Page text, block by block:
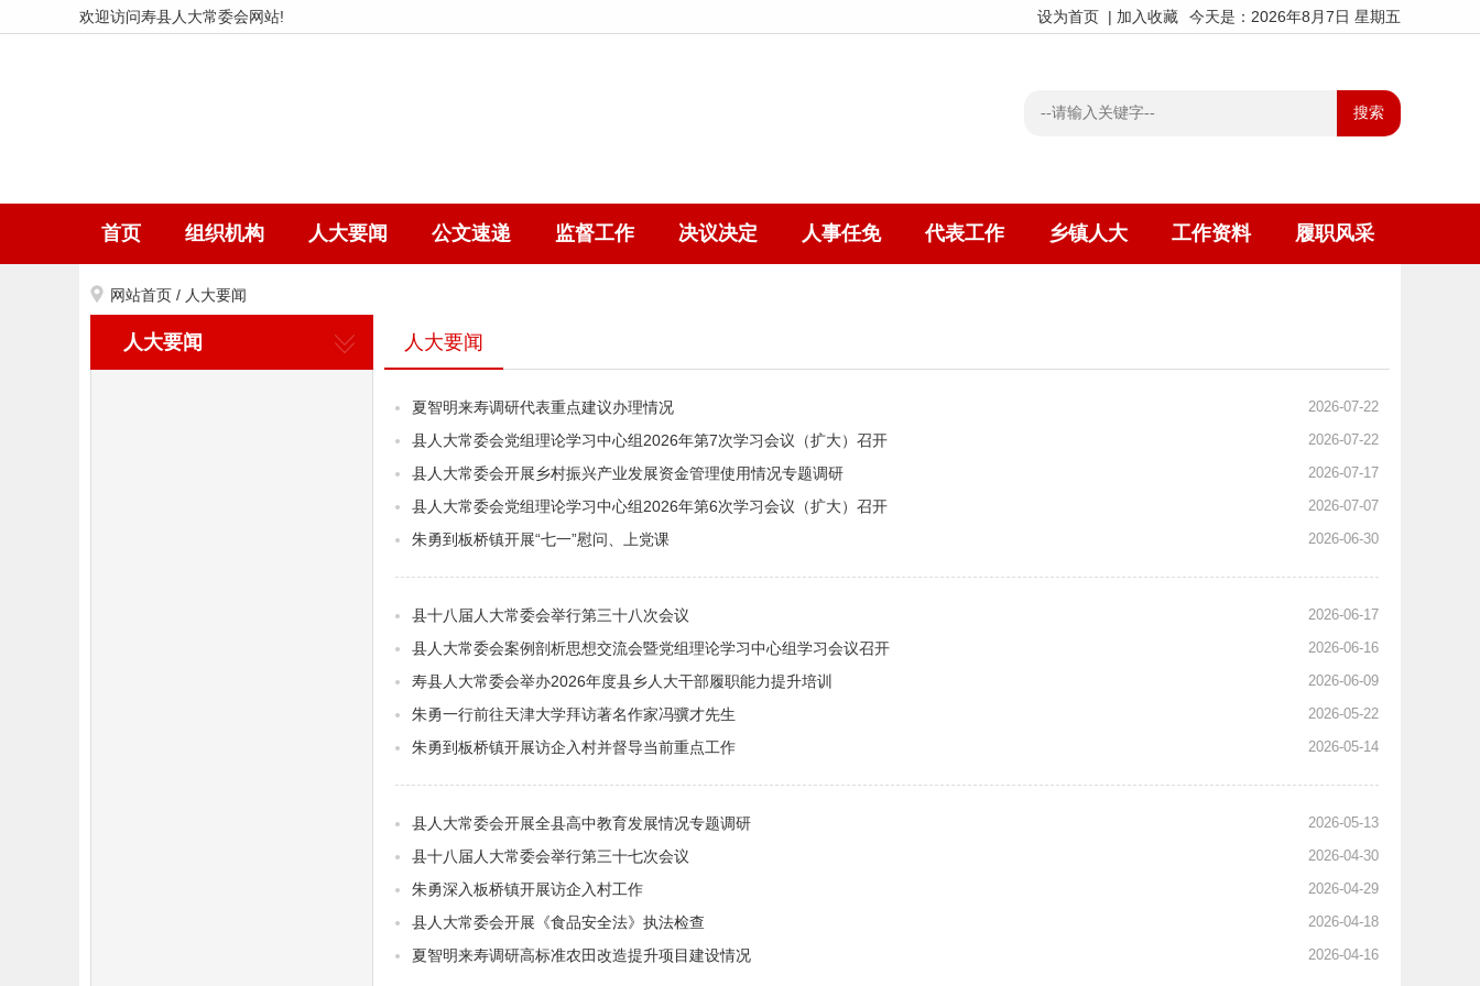
欢迎访问寿县人大常委会网站! 今天是：2026年8月7日 星期五
设为首页 | 加入收藏
首页 组织机构 人大要闻 公文速递 监督工作 决议决定 人事任免 代表工作 乡镇人大 工作资料 履职风采
网站首页 / 人大要闻
人大要闻 人大要闻
2026-07-22
夏智明来寿调研代表重点建议办理情况
2026-07-22
县人大常委会党组理论学习中心组2026年第7次学习会议（扩大）召开
2026-07-17
县人大常委会开展乡村振兴产业发展资金管理使用情况专题调研
2026-07-07
县人大常委会党组理论学习中心组2026年第6次学习会议（扩大）召开
2026-06-30
朱勇到板桥镇开展“七一”慰问、上党课
2026-06-17
县十八届人大常委会举行第三十八次会议
2026-06-16
县人大常委会案例剖析思想交流会暨党组理论学习中心组学习会议召开
2026-06-09
寿县人大常委会举办2026年度县乡人大干部履职能力提升培训
2026-05-22
朱勇一行前往天津大学拜访著名作家冯骥才先生
2026-05-14
朱勇到板桥镇开展访企入村并督导当前重点工作
2026-05-13
县人大常委会开展全县高中教育发展情况专题调研
2026-04-30
县十八届人大常委会举行第三十七次会议
2026-04-29
朱勇深入板桥镇开展访企入村工作
2026-04-18
县人大常委会开展《食品安全法》执法检查
2026-04-16
夏智明来寿调研高标准农田改造提升项目建设情况